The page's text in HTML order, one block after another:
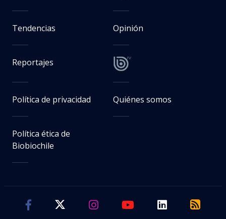
Tendencias Opinión
Reportajes
Política de privacidad Quiénes somos
Política ética de
Biobiochile